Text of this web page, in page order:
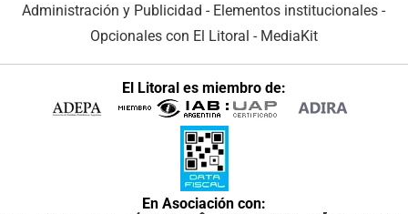
Administración y Publicidad - Elementos institucionales -
Opcionales con El Litoral - MediaKit
El Litoral es miembro de:
En Asociación con: